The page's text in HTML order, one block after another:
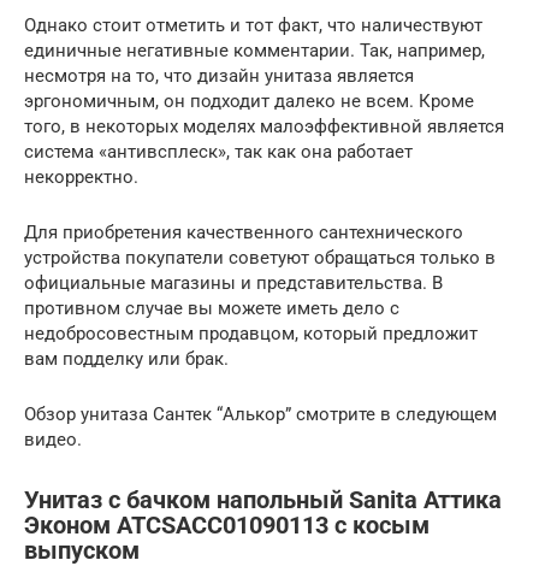
Однако стоит отметить и тот факт, что наличествуют
единичные негативные комментарии. Так, например,
несмотря на то, что дизайн унитаза является
эргономичным, он подходит далеко не всем. Кроме
того, в некоторых моделях малоэффективной является
система «антивсплеск», так как она работает
некорректно.
Для приобретения качественного сантехнического
устройства покупатели советуют обращаться только в
официальные магазины и представительства. В
противном случае вы можете иметь дело с
недобросовестным продавцом, который предложит
вам подделку или брак.
Обзор унитаза Сантек “Алькор” смотрите в следующем
видео.
Унитаз с бачком напольный Sanita Аттика
Эконом ATCSACC01090113 с косым
выпуском